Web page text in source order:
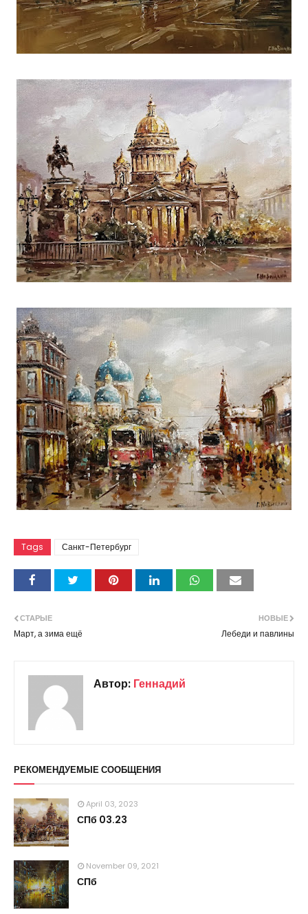
Tags Санкт-Петербург
НОВЫЕ
Лебеди и павлины
СТАРЫЕ
Март, а зима ещё
Автор: Геннадий
РЕКОМЕНДУЕМЫЕ СООБЩЕНИЯ
April 03, 2023
СПб 03.23
November 09, 2021
СПб